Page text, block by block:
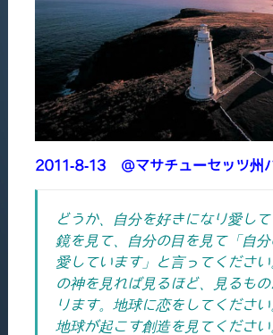
2011-8-13 @マサチューセッツ州
どうか、自分を好きになり愛して
鏡を見て、自分の目を見て「自
愛しています」と言ってくださ
の神を見れば見るほど、見るも
ります。地球に恋をしてくださ
地球が起こす創造を見てください